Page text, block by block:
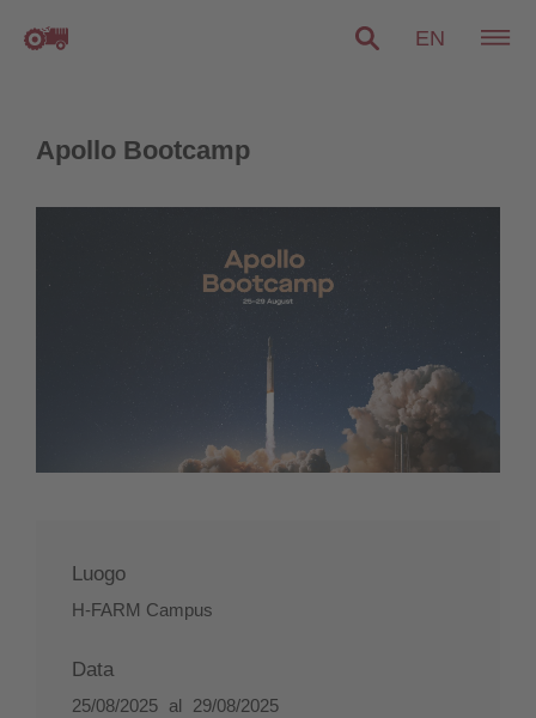
EN
Apollo Bootcamp
Luogo
H-FARM Campus
Data
25/08/2025 al 29/08/2025